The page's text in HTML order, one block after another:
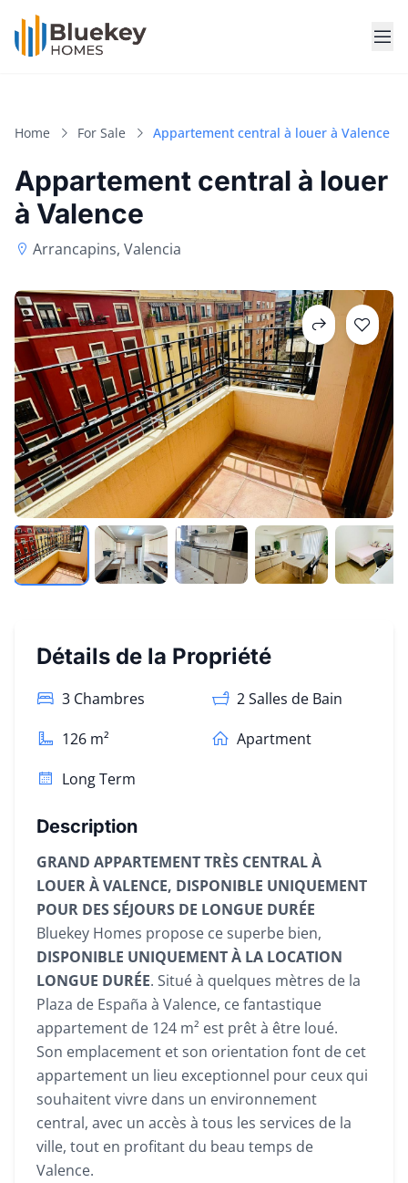
Home For Sale Appartement central à louer à Valence
Appartement central à louer
à Valence
Arrancapins, Valencia
Détails de la Propriété
3 Chambres 2Salles de Bain
126 m²
Apartment
Long Term
Description
GRAND APPARTEMENT TRÈS CENTRAL À
LOUER À VALENCE, DISPONIBLE UNIQUEMENT
POUR DES SÉJOURS DE LONGUE DURÉE
Bluekey Homes propose ce superbe bien,
DISPONIBLE UNIQUEMENT À LA LOCATION
LONGUE DURÉE. Situé à quelques mètres de la
Plaza de España à Valence, ce fantastique
appartement de 124 m² est prêt à être loué.
Son emplacement et son orientation font de cet
appartement un lieu exceptionnel pour ceux qui
souhaitent vivre dans un environnement
central, avec un accès à tous les services de la
ville, tout en profitant du beau temps de
Valence.